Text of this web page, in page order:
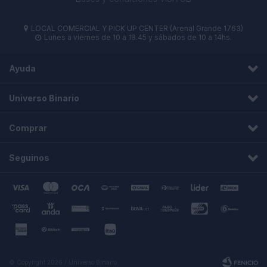
 LOCAL COMERCIAL Y PICK UP CENTER (Arenal Grande 1763)
 Lunes a viernes de 10 a 18.45 y sábados de 10 a 14hs.
Ayuda
Universo Binario
Comprar
Seguinos